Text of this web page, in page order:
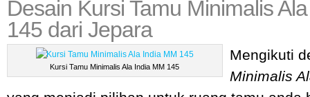
Desain Kursi Tamu Minimalis
145 dari Jepara
Kursi Tamu Minimalis Ala India MM 145
Mengikuti
Minimalis